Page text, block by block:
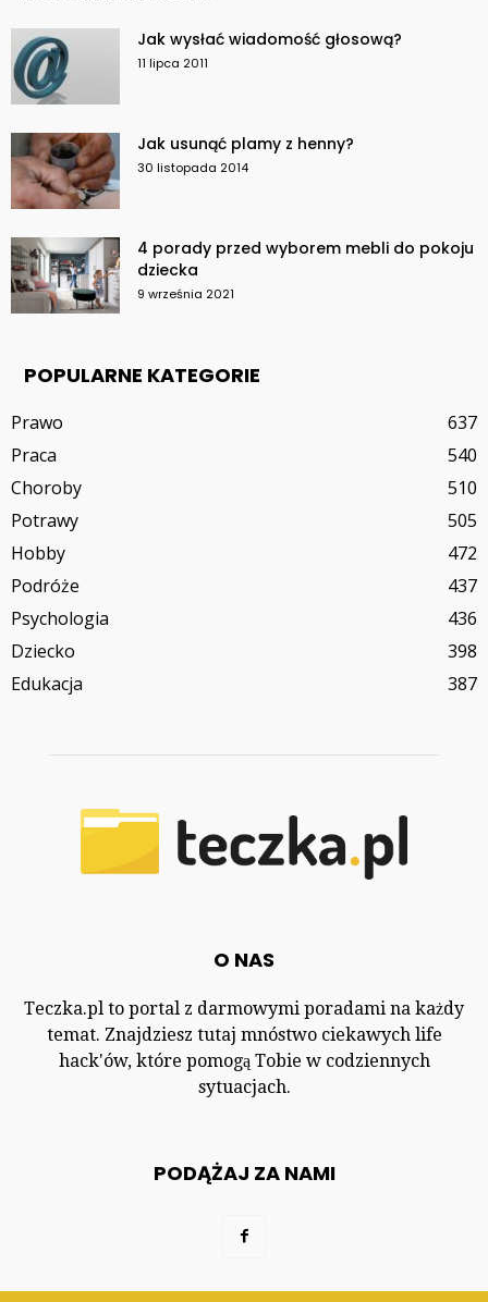
Jak wysłać wiadomość głosową?
11 lipca 2011
Jak usunąć plamy z henny?
30 listopada 2014
4 porady przed wyborem mebli do pokoju
dziecka
9 września 2021
POPULARNE KATEGORIE
Prawo
637
Praca
540
Choroby
510
Potrawy
505
Hobby
472
Podróże
437
Psychologia
436
Dziecko
398
Edukacja
387
O NAS
Teczka.pl to portal z darmowymi poradami na każdy
temat. Znajdziesz tutaj mnóstwo ciekawych life
hack'ów, które pomogą Tobie w codziennych
sytuacjach.
PODĄŻAJ ZA NAMI